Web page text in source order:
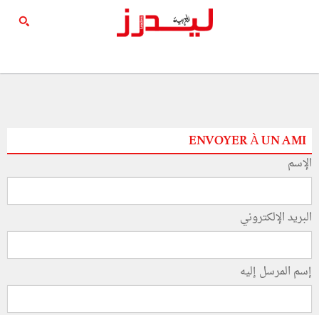
ENVOYER À UN AMI
الإسم
البريد الإلكتروني
إسم المرسل إليه